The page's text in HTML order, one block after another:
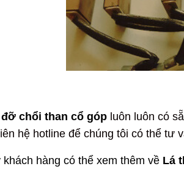
đỡ chổi than cổ góp luôn luôn có
hệ hotline để chúng tôi có thể tư
khách hàng có thể xem thêm vềLá